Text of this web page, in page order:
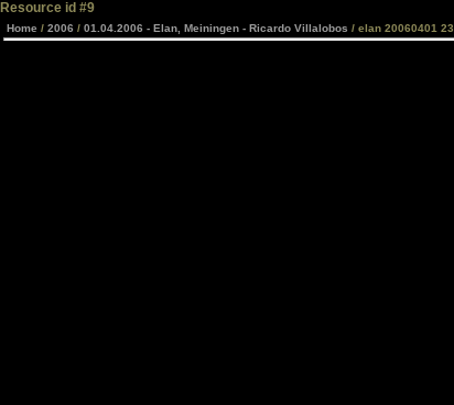
Resource id #9
Home / 2006 / 01.04.2006 - Elan, Meiningen - Ricardo Villalobos / elan 20060401 23